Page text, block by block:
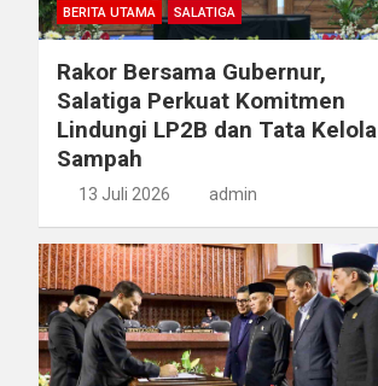
BERITA UTAMA SALATIGA
Rakor Bersama Gubernur,
Salatiga Perkuat Komitmen
Lindungi LP2B dan Tata Kelola
Sampah
13 Juli 2026 admin